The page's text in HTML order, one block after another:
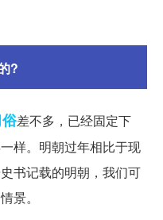
?
差不多，已经固定下
样。明朝过年相比于现
书记载的明朝，我们可
景。